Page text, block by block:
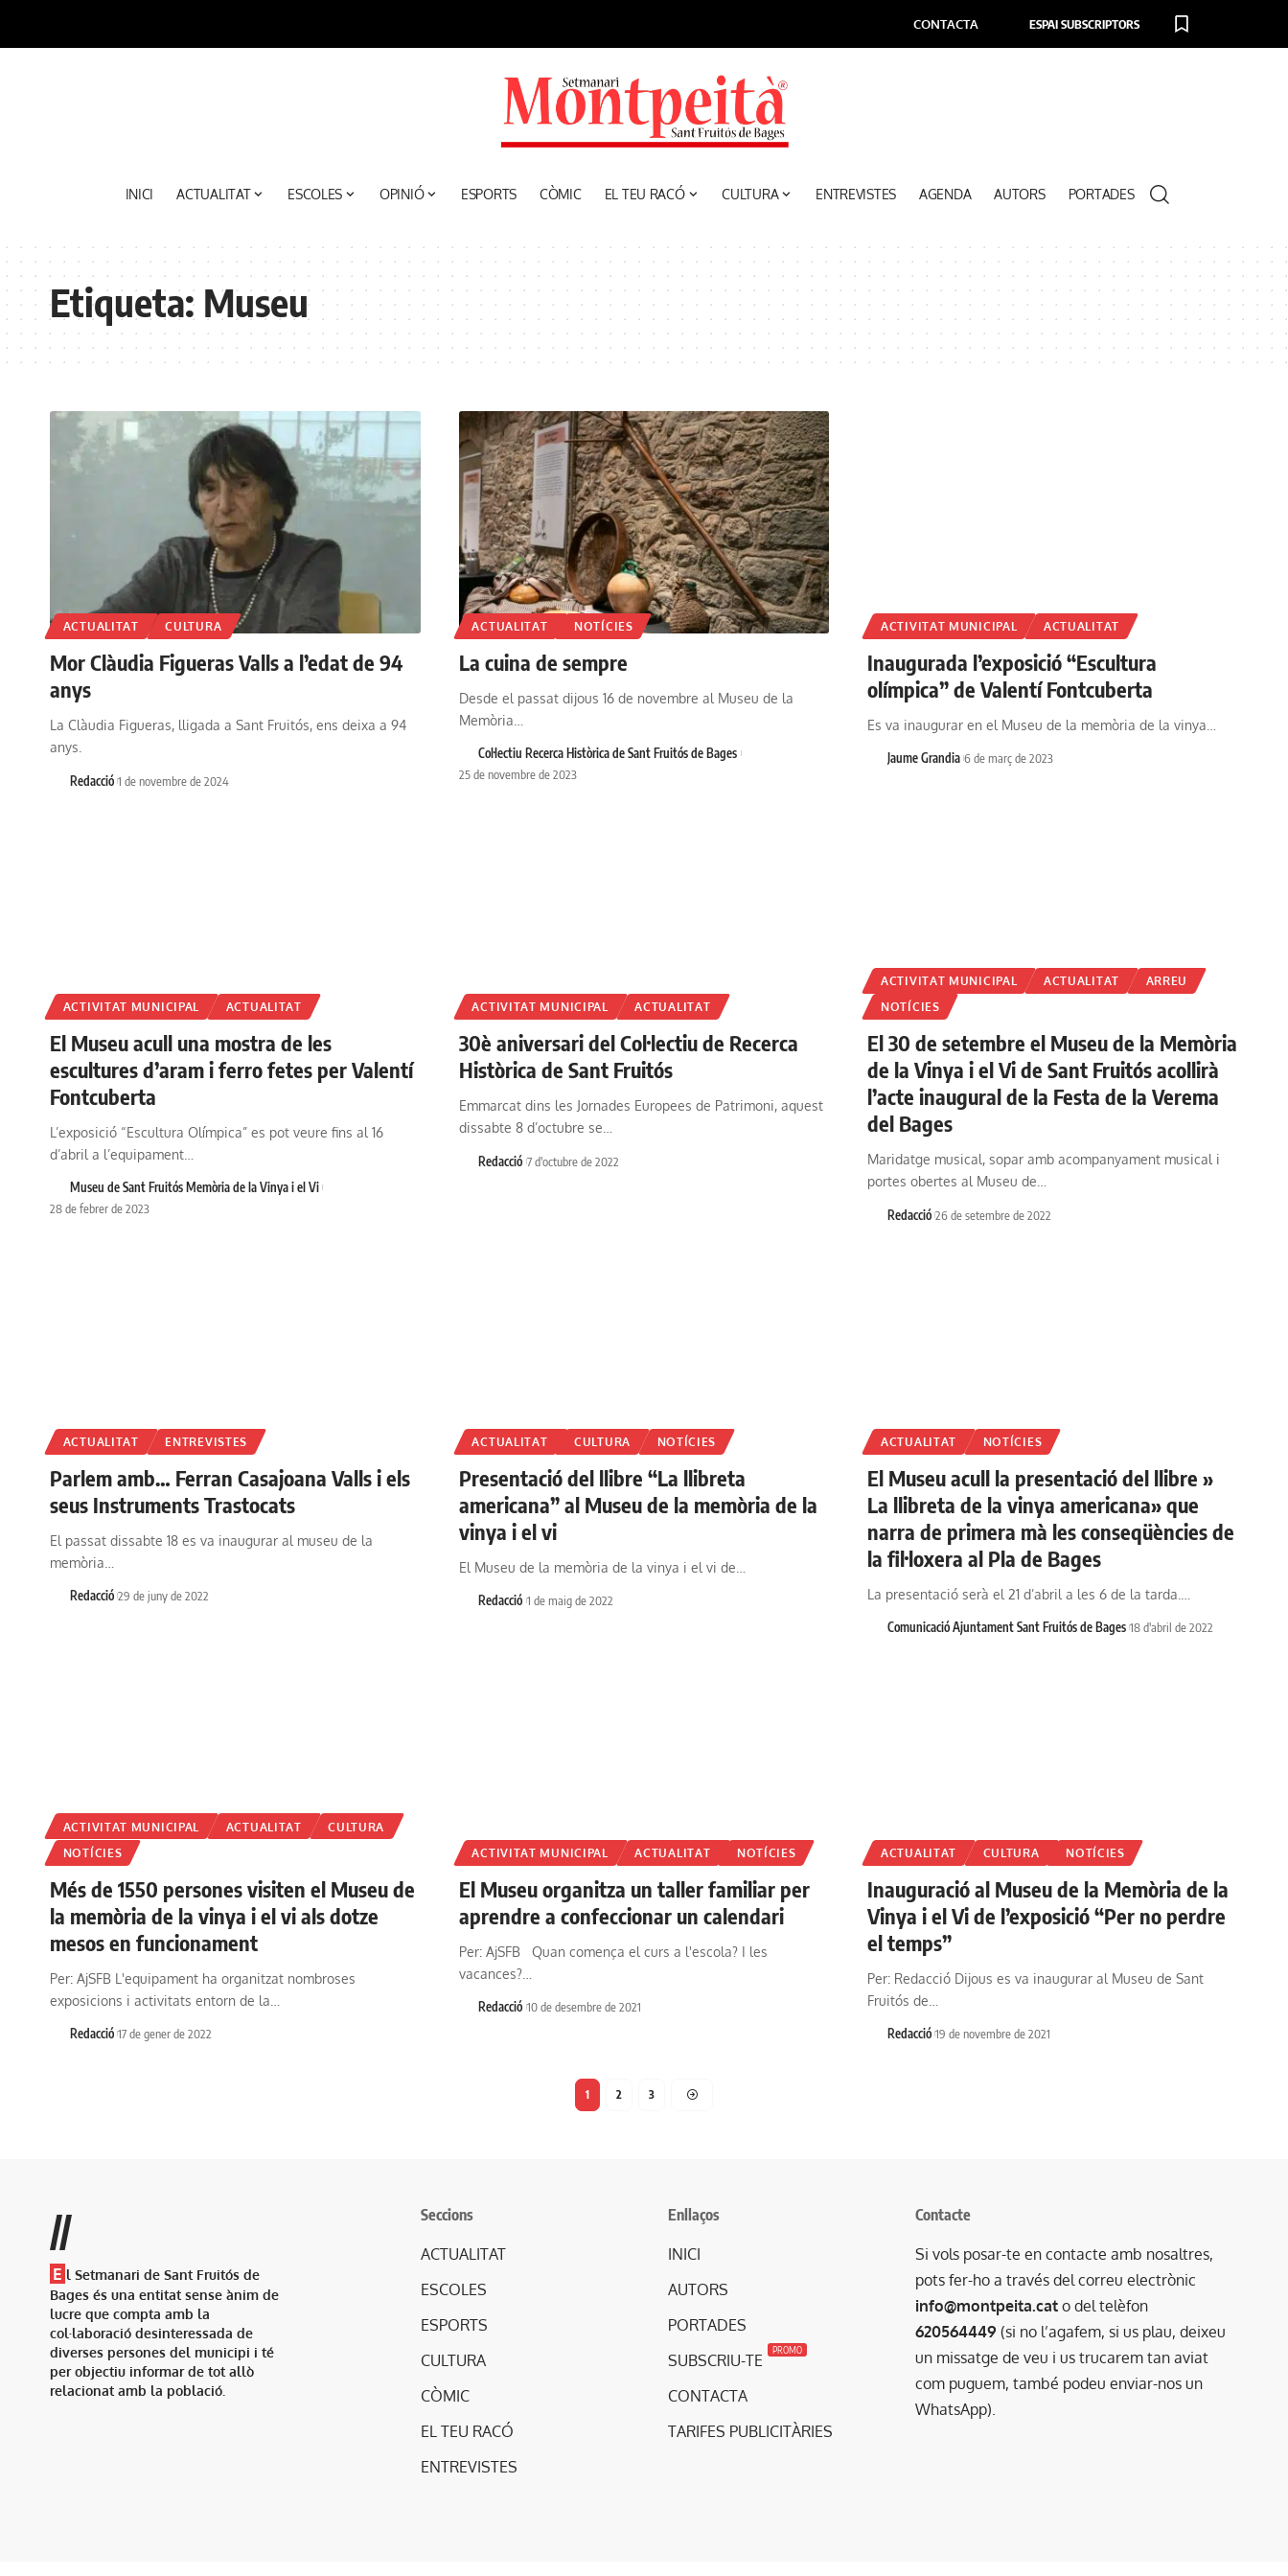
CONTACTA ESPAI SUBSCRIPTORS
INICI ACTUALITAT ESCOLES OPINIÓ ESPORTS CÒMIC EL TEU RACÓ CULTURA ENTREVISTES AGENDA AUTORS PORTADES
Etiqueta: Museu
ACTUALITAT CULTURA
Mor Clàudia Figueras Valls a l’edat de 94
anys
La Clàudia Figueras, lligada a Sant Fruitós, ens deixa a 94
anys.
Redacció 1 de novembre de 2024
ACTUALITAT NOTÍCIES
La cuina de sempre
Desde el passat dijous 16 de novembre al Museu de la
Memòria…
Col·lectiu Recerca Històrica de Sant Fruitós de Bages
25 de novembre de 2023
ACTIVITAT MUNICIPAL ACTUALITAT
Inaugurada l’exposició “Escultura
olímpica” de Valentí Fontcuberta
Es va inaugurar en el Museu de la memòria de la vinya…
Jaume Grandia 6 de març de 2023
ACTIVITAT MUNICIPAL ACTUALITAT
El Museu acull una mostra de les
escultures d’aram i ferro fetes per Valentí
Fontcuberta
L’exposició “Escultura Olímpica” es pot veure fins al 16
d’abril a l’equipament…
Museu de Sant Fruitós Memòria de la Vinya i el Vi
28 de febrer de 2023
ACTIVITAT MUNICIPAL ACTUALITAT
30è aniversari del Col·lectiu de Recerca
Històrica de Sant Fruitós
Emmarcat dins les Jornades Europees de Patrimoni, aquest
dissabte 8 d’octubre se…
Redacció 7 d'octubre de 2022
ACTIVITAT MUNICIPAL ACTUALITAT
ARREU
NOTÍCIES
El 30 de setembre el Museu de la Memòria
de la Vinya i el Vi de Sant Fruitós acollirà
l’acte inaugural de la Festa de la Verema
del Bages
Maridatge musical, sopar amb acompanyament musical i
portes obertes al Museu de…
Redacció 26 de setembre de 2022
ACTUALITAT ENTREVISTES
Parlem amb… Ferran Casajoana Valls i els
seus Instruments Trastocats
El passat dissabte 18 es va inaugurar al museu de la
memòria…
Redacció 29 de juny de 2022
ACTUALITAT CULTURA NOTÍCIES
Presentació del llibre “La llibreta
americana” al Museu de la memòria de la
vinya i el vi
El Museu de la memòria de la vinya i el vi de…
Redacció 1 de maig de 2022
ACTUALITAT NOTÍCIES
El Museu acull la presentació del llibre »
La llibreta de la vinya americana» que
narra de primera mà les conseqüències de
la fil·loxera al Pla de Bages
La presentació serà el 21 d’abril a les 6 de la tarda.…
Comunicació Ajuntament Sant Fruitós de Bages 18 d'abril de 2022
ACTIVITAT MUNICIPAL ACTUALITAT
CULTURA
NOTÍCIES
Més de 1550 persones visiten el Museu de
la memòria de la vinya i el vi als dotze
mesos en funcionament
Per: AjSFB L'equipament ha organitzat nombroses
exposicions i activitats entorn de la…
Redacció 17 de gener de 2022
ACTIVITAT MUNICIPAL ACTUALITAT NOTÍCIES
El Museu organitza un taller familiar per
aprendre a confeccionar un calendari
Per: AjSFB Quan comença el curs a l'escola? I les
vacances?…
Redacció 10 de desembre de 2021
ACTUALITAT CULTURA NOTÍCIES
Inauguració al Museu de la Memòria de la
Vinya i el Vi de l’exposició “Per no perdre
el temps”
Per: Redacció Dijous es va inaugurar al Museu de Sant
Fruitós de…
Redacció 19 de novembre de 2021
1 2 3
//
E l Setmanari de Sant Fruitós de
Bages és una entitat sense ànim de
lucre que compta amb la
col·laboració desinteressada de
diverses persones del municipi i té
per objectiu informar de tot allò
relacionat amb la població.
Seccions
ACTUALITAT
ESCOLES
ESPORTS
CULTURA
CÒMIC
EL TEU RACÓ
ENTREVISTES
Enllaços
INICI
AUTORS
PORTADES
SUBSCRIU-TE
PROMO
CONTACTA
TARIFES PUBLICITÀRIES
Contacte
Si vols posar-te en contacte amb nosaltres,
pots fer-ho a través del correu electrònic
info@montpeita.cat o del telèfon
620564449 (si no l’agafem, si us plau, deixeu
un missatge de veu i us trucarem tan aviat
com puguem, també podeu enviar-nos un
WhatsApp).